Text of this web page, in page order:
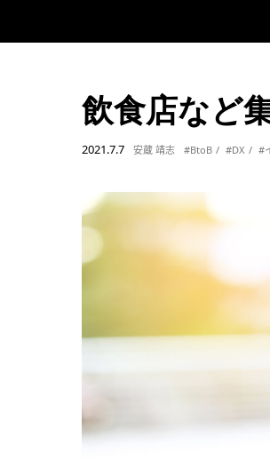
飲食店など
2021.7.7 安蔵 靖志 #BtoB #DX #